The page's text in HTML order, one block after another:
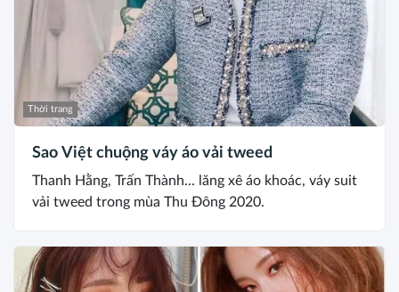
Thời trang
Sao Việt chuộng váy áo vải tweed
Thanh Hằng, Trấn Thành... lăng xê áo khoác, váy suit
vải tweed trong mùa Thu Đông 2020.